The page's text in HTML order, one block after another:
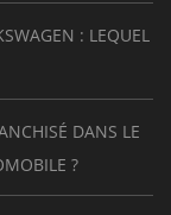
: LEQUEL
DANS LE
?